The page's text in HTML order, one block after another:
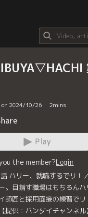
on 2024/10/26 2mins
Play
the member?Login
ハリー、就職するでリ！
。目指す職場はもちろん
師匠と採用面接の練習で
提供：バンダイチャンネル